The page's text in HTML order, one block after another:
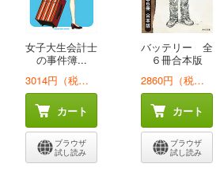
女子大生会計士
の事件簿...
3014円（税込）
カート
ブラウザ
試し読み
バッテリー 全
６冊合本版
2860円（税込）
カート
ブラウザ
試し読み